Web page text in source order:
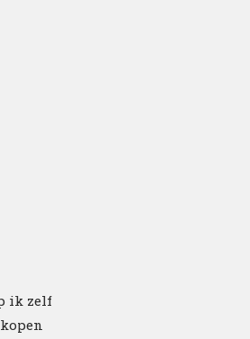
ik zelf